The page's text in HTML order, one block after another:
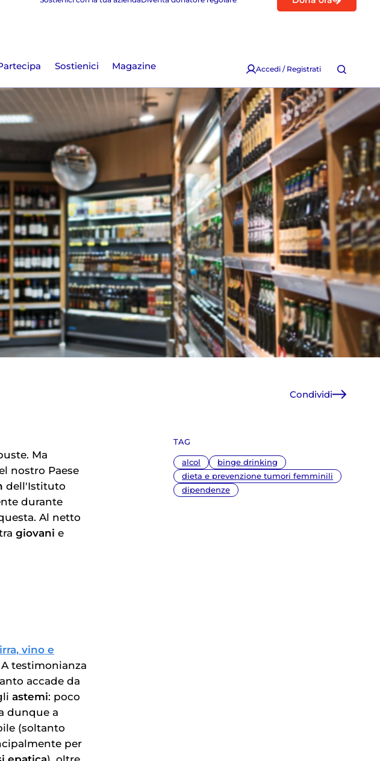
Sostienici Magazine Accedi / Registrati
Condividi
Copia link
TAG
alcol
binge drinking
dieta e prevenzione tumori femminili
dipendenze
Ma
nostro Paese
dell'Istituto
durante
Al netto
giovani e
vino e
A testimonianza
accade da
astemi: poco
dunque a
(soltanto
per